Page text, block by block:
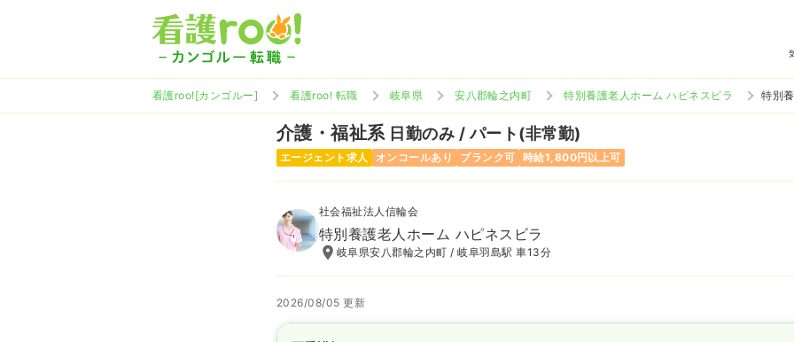
看護roo![カンゴルー] 看護roo! 転職 岐阜県 安八郡輪之内町 特別養護老人ホーム ハピネスビラ 特別
介護・福祉系 日勤のみ / パート(非常勤)
エージェント求人 オンコールあり ブランク可 時給1,800円以上可
社会福祉法人信輪会
特別養護老人ホーム ハピネスビラ
岐阜県安八郡輪之内町 / 岐阜羽島駅 車13分
2026/08/05 更新